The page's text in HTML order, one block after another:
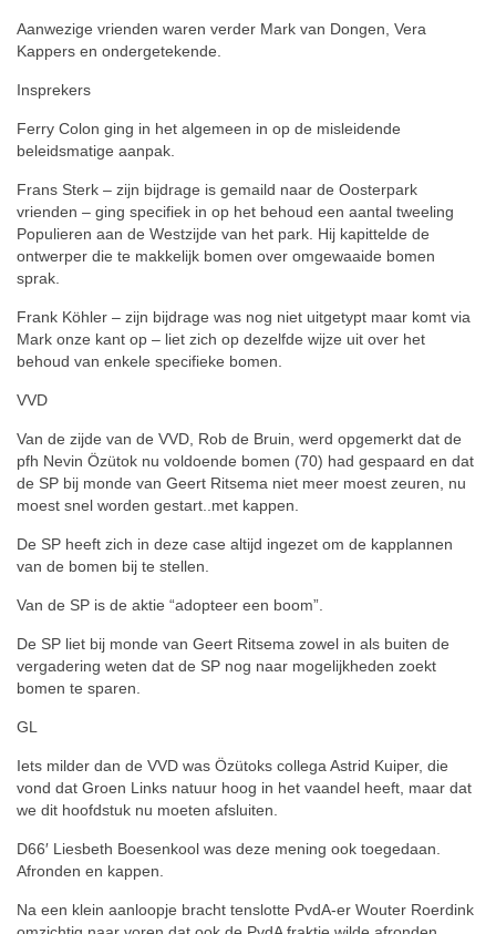
Aanwezige vrienden waren verder Mark van Dongen, Vera
Kappers en ondergetekende.
Insprekers
Ferry Colon ging in het algemeen in op de misleidende
beleidsmatige aanpak.
Frans Sterk – zijn bijdrage is gemaild naar de Oosterpark
vrienden – ging specifiek in op het behoud een aantal tweeling
Populieren aan de Westzijde van het park. Hij kapittelde de
ontwerper die te makkelijk bomen over omgewaaide bomen
sprak.
Frank Köhler – zijn bijdrage was nog niet uitgetypt maar komt via
Mark onze kant op – liet zich op dezelfde wijze uit over het
behoud van enkele specifieke bomen.
VVD
Van de zijde van de VVD, Rob de Bruin, werd opgemerkt dat de
pfh Nevin Özütok nu voldoende bomen (70) had gespaard en dat
de SP bij monde van Geert Ritsema niet meer moest zeuren, nu
moest snel worden gestart..met kappen.
De SP heeft zich in deze case altijd ingezet om de kapplannen
van de bomen bij te stellen.
Van de SP is de aktie “adopteer een boom”.
De SP liet bij monde van Geert Ritsema zowel in als buiten de
vergadering weten dat de SP nog naar mogelijkheden zoekt
bomen te sparen.
GL
Iets milder dan de VVD was Özütoks collega Astrid Kuiper, die
vond dat Groen Links natuur hoog in het vaandel heeft, maar dat
we dit hoofdstuk nu moeten afsluiten.
D66′ Liesbeth Boesenkool was deze mening ook toegedaan.
Afronden en kappen.
Na een klein aanloopje bracht tenslotte PvdA-er Wouter Roerdink